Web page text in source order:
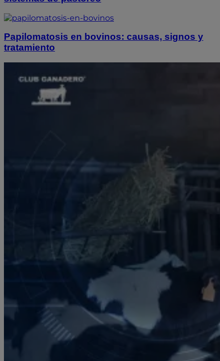
Papilomatosis en bovinos: causas, signos y
tratamiento